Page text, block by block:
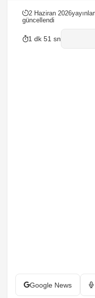
2 Haziran 2026
güncellendi
1 dk 51 sn
Google News